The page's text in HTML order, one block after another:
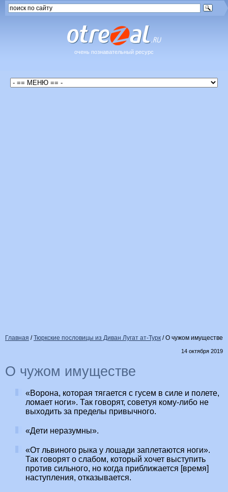
очень познавательный ресурс
Главная /Тюркские пословицы из Диван Лугат ат-Турк /О чужом имуществе
14 октября 2019
О чужом имуществе
«Ворона, которая тягается с гусем в силе и полете,
ломает ноги». Так говорят, советуя кому-либо не
выходить за пределы привычного.
«Дети неразумны».
«От львиного рыка у лошади заплетаются ноги».
Так говорят о слабом, который хочет выступить
против сильного, но когда приближается [время]
наступления, отказывается.